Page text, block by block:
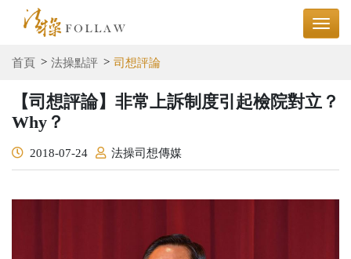
首頁 法操點評 司想評論
【司想評論】非常上訴制度引起檢院對立？
Why？
2018-07-24 法操司想傳媒